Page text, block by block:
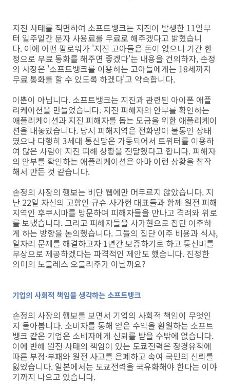
지진 사태를 직면하여 소프트뱅크는 지진이 발생한 11일부
터 일주일간 문자 사용료를 무료로 해주겠다고 밝혔습니
다. 이에 어떤 팔로워가 '지진 고아들은 돈이 없으니 기간 한
정으로 무료 통화를 해주면 좋겠다'는 내용을 건의하자, 손정
의 사장은 '소프트뱅크를 이용하는 고아들에게는 18세까지
무료 통화를 할 수 있도록 하겠다'고 약속합니다.
이뿐이 아닙니다. 소프트뱅크는 지진과 관련된 아이폰 애플
리케이션을 만들었습니다. 지진 피해자의 안부를 확인하는
애플리케이션과 지진 피해자를 돕는 모금을 위한 애플리케이
션을 내놓았습니다. 당시 피해지역은 전화망이 불통인 상태
였으나 다행히 3세대 통신망은 가동되어서 트위터를 이용하
여 많은 사람이 지진 피해 상황을 전달했다고 합니다. 피해자
의 안부를 확인하는 애플리케이션은 아마 이런 상황을 참작
해서 만든 것 같습니다.
손정의 사장의 행보는 비단 웹에만 머무르지 않았습니다. 지
난 22일 자신의 고향인 규슈 사가현 대표들과 함께 원전 피해
지역인 후쿠시마를 방문하여 피해자들을 만나고 격려와 위로
를 보냈습니다. 그리고 피해자들을 사가현으로 집단 이주하
게 하는 방향을 논의했습니다. 그들의 집단 이주 비용과 식사,
일자리 문제를 해결하고자 1년간 보증하기로 하고 통신비를
무상으로 제공하겠다는 파격적인 제안도 했습니다. 진정한
의미의 노블레스 오블리주가 아닐까요?
기업의 사회적 책임을 생각하는 소프트뱅크
손정의 사장의 행보를 보면서 기업의 사회적 책임이 무엇인
지 돌아봅니다. 소비자를 통해 얻은 수익을 환원하는 소프트
뱅크 같은 기업은 소비자에게 신뢰를 받을 수밖에 없습니다.
이에 반해 원전 사태의 책임이 있는 도쿄전력은 정경유착에
따른 부정·부패와 원전 사고를 은폐하고 속여 국민의 신뢰를
잃었습니다. 일본에서는 도쿄전력을 국유화해야 한다는 이야
기까지 나오고 있습니다.